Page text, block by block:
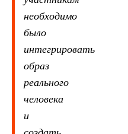
необходимо
было
интегрировать
образ
реального
человека
и